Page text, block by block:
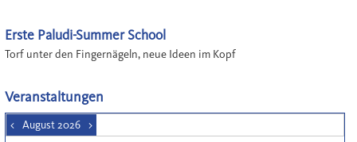
Erste Paludi-Summer School
Torf unter den Fingernägeln, neue Ideen im Kopf
Veranstaltungen
< August 2026 >